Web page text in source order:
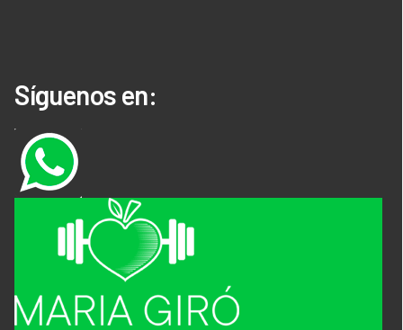
Síguenos en: